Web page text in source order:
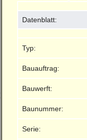
Datenblatt:
Typ:
Bauauftrag:
Bauwerft:
Baunummer:
Serie: